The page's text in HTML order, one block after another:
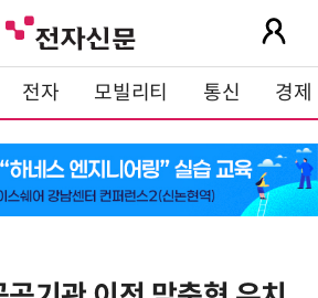
전자 모빌리티 통신 경제